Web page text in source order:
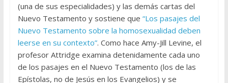
(una de sus especialidades) y las demás cartas del
Nuevo Testamento y sostiene que “Los pasajes del
Nuevo Testamento sobre la homosexualidad deben
leerse en su contexto”. Como hace Amy-Jill Levine, el
profesor Attridge examina detenidamente cada uno
de los pasajes en el Nuevo Testamento (los de las
Epístolas, no de Jesús en los Evangelios) y se